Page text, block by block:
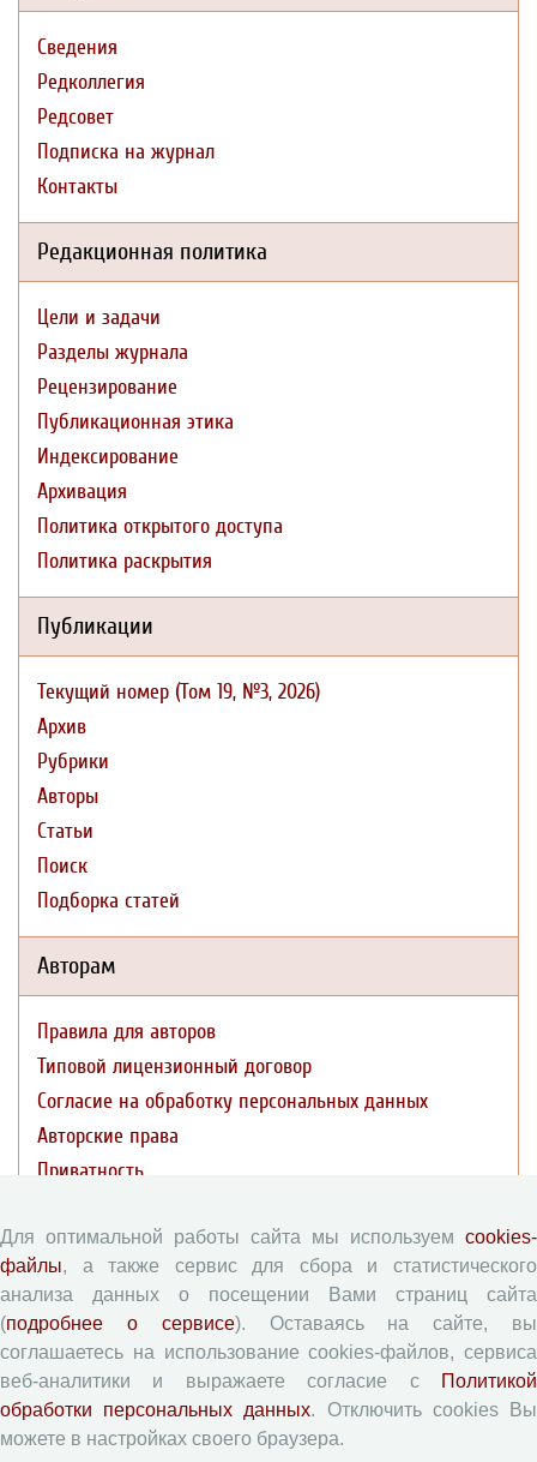
Сведения
Редколлегия
Редсовет
Подписка на журнал
Контакты
Редакционная политика
Цели и задачи
Разделы журнала
Рецензирование
Публикационная этика
Индексирование
Архивация
Политика открытого доступа
Политика раскрытия
Публикации
Текущий номер (Том 19, №3, 2026)
Архив
Рубрики
Авторы
Статьи
Поиск
Подборка статей
Авторам
Правила для авторов
Типовой лицензионный договор
Согласие на обработку персональных данных
Авторские права
Приватность
Рецензентам
Памятка рецензенту
Форма рецензии
Журналы ВолНЦ РАН
Для оптимальной работы сайта мы используем cookies-
файлы, а также сервис для сбора и статистического
анализа данных о посещении Вами страниц сайта
(подробнее о сервисе). Оставаясь на сайте, вы
соглашаетесь на использование cookies-файлов, сервиса
веб-аналитики и выражаете согласие с
Политикой
обработки персональных данных. Отключить cookies Вы
можете в настройках своего браузера.